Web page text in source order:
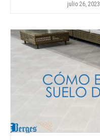
julio 26, 2023